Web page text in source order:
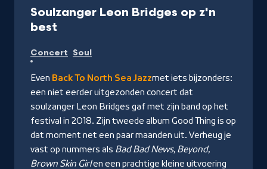
Soulzanger Leon Bridges op z'n
best
op
NPO
Start
Concert Soul
Even Back To North Sea Jazzmet iets bijzonders:
een niet eerder uitgezonden concert dat
soulzanger Leon Bridges gaf met zijn band op het
festival in 2018. Zijn tweede album Good Thing is op
dat moment net een paar maanden uit. Verheug je
vast op nummers als Bad Bad News, Beyond,
Brown Skin Girlen een prachtige kleine uitvoering